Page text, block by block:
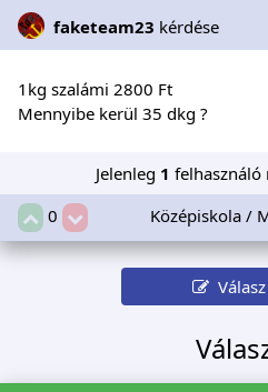
faketeam23 kérdése
1kg szalámi 2800 Ft
Mennyibe kerül 35 dkg ?
Jelenleg 1 felhasználó
0
Középiskola /
Válasz